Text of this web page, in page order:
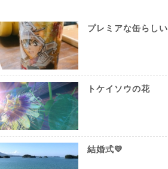
プレミアな缶らしい
トケイソウの花
結婚式💛